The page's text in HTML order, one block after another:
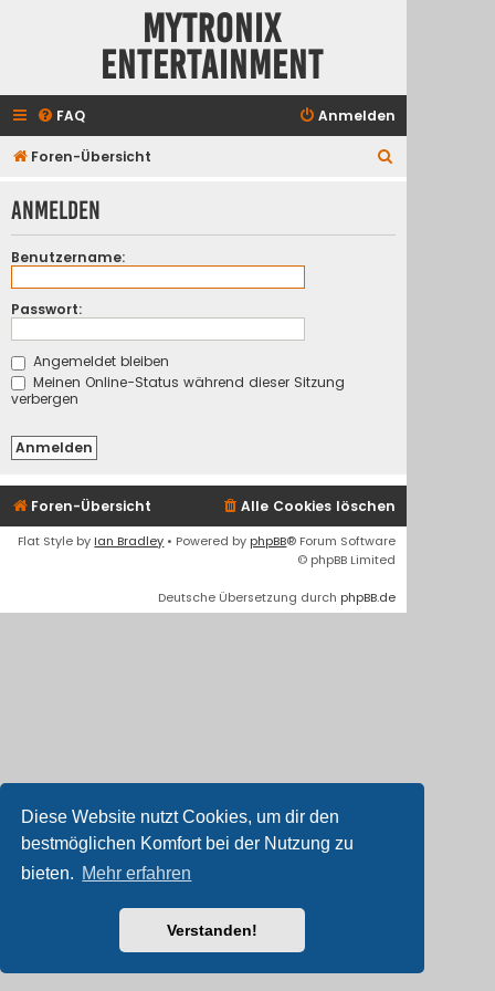
Diese Website nutzt Cookies, um dir den
bestmöglichen Komfort bei der Nutzung zu
bieten. Mehr erfahren
Verstanden!
Mytronix
Entertainment
FAQ Anmelden
Foren-Übersicht
h
Anmelden
Benutzername:
Passwort:
Angemeldet bleiben
Meinen Online-Status während dieser Sitzung
verbergen
Foren-Übersicht Alle Cookies löschen
Flat Style by Ian Bradley • Powered by phpBB® Forum Software
© phpBB Limited
Deutsche Übersetzung durch phpBB.de